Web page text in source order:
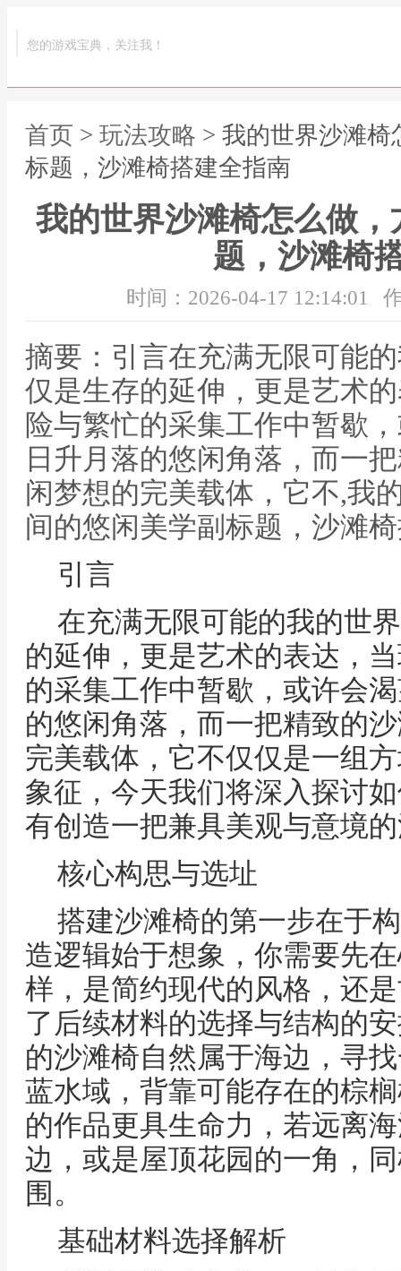
您的游戏宝典，关注我！
首页 > 玩法攻略 > 我的世界沙滩
标题，沙滩椅搭建全指南
我的世界沙滩椅怎么做
题，沙滩椅
时间：2026-04-17 12:14:01
摘要：引言在充满无限可能
仅是生存的延伸，更是艺术
险与繁忙的采集工作中暂歇
日升月落的悠闲角落，而一
闲梦想的完美载体，它不,我
间的悠闲美学副标题，沙滩
引言
在充满无限可能的我的世
的延伸，更是艺术的表达，
的采集工作中暂歇，或许会
的悠闲角落，而一把精致的
完美载体，它不仅仅是一组
象征，今天我们将深入探讨
有创造一把兼具美观与意境
核心构思与选址
搭建沙滩椅的第一步在于
造逻辑始于想象，你需要先
样，是简约现代的风格，还
了后续材料的选择与结构的
的沙滩椅自然属于海边，寻
蓝水域，背靠可能存在的棕
的作品更具生命力，若远离
边，或是屋顶花园的一角，
围。
基础材料选择解析